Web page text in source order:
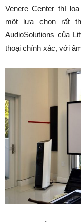
Venere Center thì
một lựa chọn rất
AudioSolutions của
thoại chính xác, với